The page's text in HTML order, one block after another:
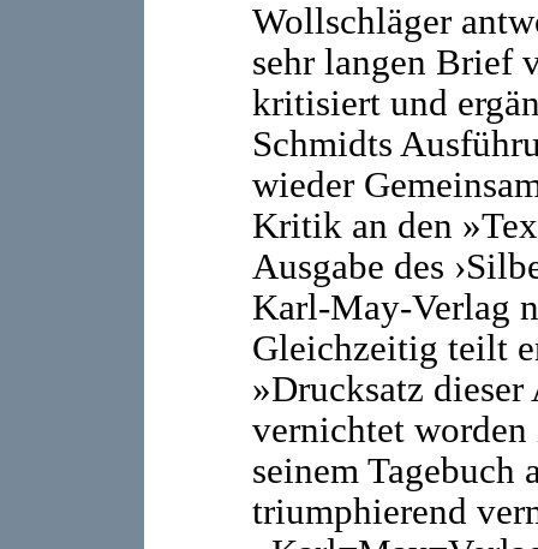
Wollschläger
sehr langen Brief
kritisiert und
Schmidts
wieder
Kritik an den
Ausgabe des
Karl-May-Verlag
Gleichzeitig teilt
»Drucksatz dieser
vernichtet
seinem Tagebuch
triumphierend